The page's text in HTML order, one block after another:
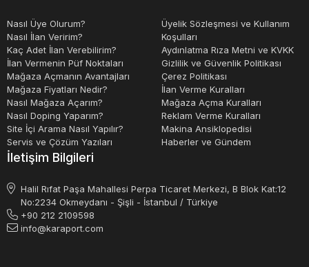
ve düzenlemek için kullanılır.
Çizme ataşmanı: Çizme ataşmanları, kar temizleme
işlemleri için özel olarak tasarlanmıştır. Yükleyiciye takılır
ve karı temizlemek için kullanılır.
Greifer ataşmanı: Greifer ataşmanları, yüksek hacimli
malzemeleri taşımak ve yüklemek için kullanılır. Hidrolik
işlemlerini kolaylaştırır.
Bu yükleyici ataşmanları, yükleyicilerin işlevselliğini
Nasıl Üye Olurum?
Nasıl İlan Veririm?
Kaç Adet İlan Verebilirim?
İlan Vermenin Püf Noktaları
Mağaza Açmanın Avantajları
Mağaza Fiyatları Nedir?
Nasıl Mağaza Açarım?
Nasıl Doping Yaparım?
Site İçi Arama Nasıl Yapılır?
Servis ve Çözüm Yazıları
Üyelik Sözleşmesi ve Kullanım
Koşulları
Aydınlatma Rıza Metni ve KVKK
Gizlilik ve Güvenlik Politikası
Çerez Politikası
İlan Verme Kuralları
Mağaza Açma Kuralları
Reklam Verme Kuralları
Makina Ansiklopedisi
Haberler ve Gündem
İletişim Bilgileri
Halil Rıfat Paşa Mahallesi Perpa Ticaret Merkezi, B Blok Kat:12
No:2234 Okmeydanı - Şişli - İstanbul / Türkiye
+90 212 2109598
info@karaport.com